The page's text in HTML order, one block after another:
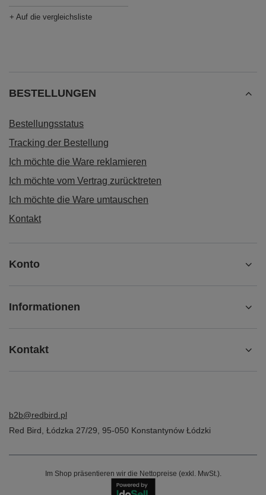
+ Auf die vergleichsliste
BESTELLUNGEN
Bestellungsstatus
Tracking der Bestellung
Ich möchte die Ware reklamieren
Ich möchte vom Vertrag zurücktreten
Ich möchte die Ware umtauschen
Kontakt
Konto
Informationen
Kontakt
b2b@redbird.pl
Red Bird Łódzka 27/29 95-050 Konstantynów Łódzki
Im Shop präsentieren wir die Nettopreise (exkl. MwSt.).